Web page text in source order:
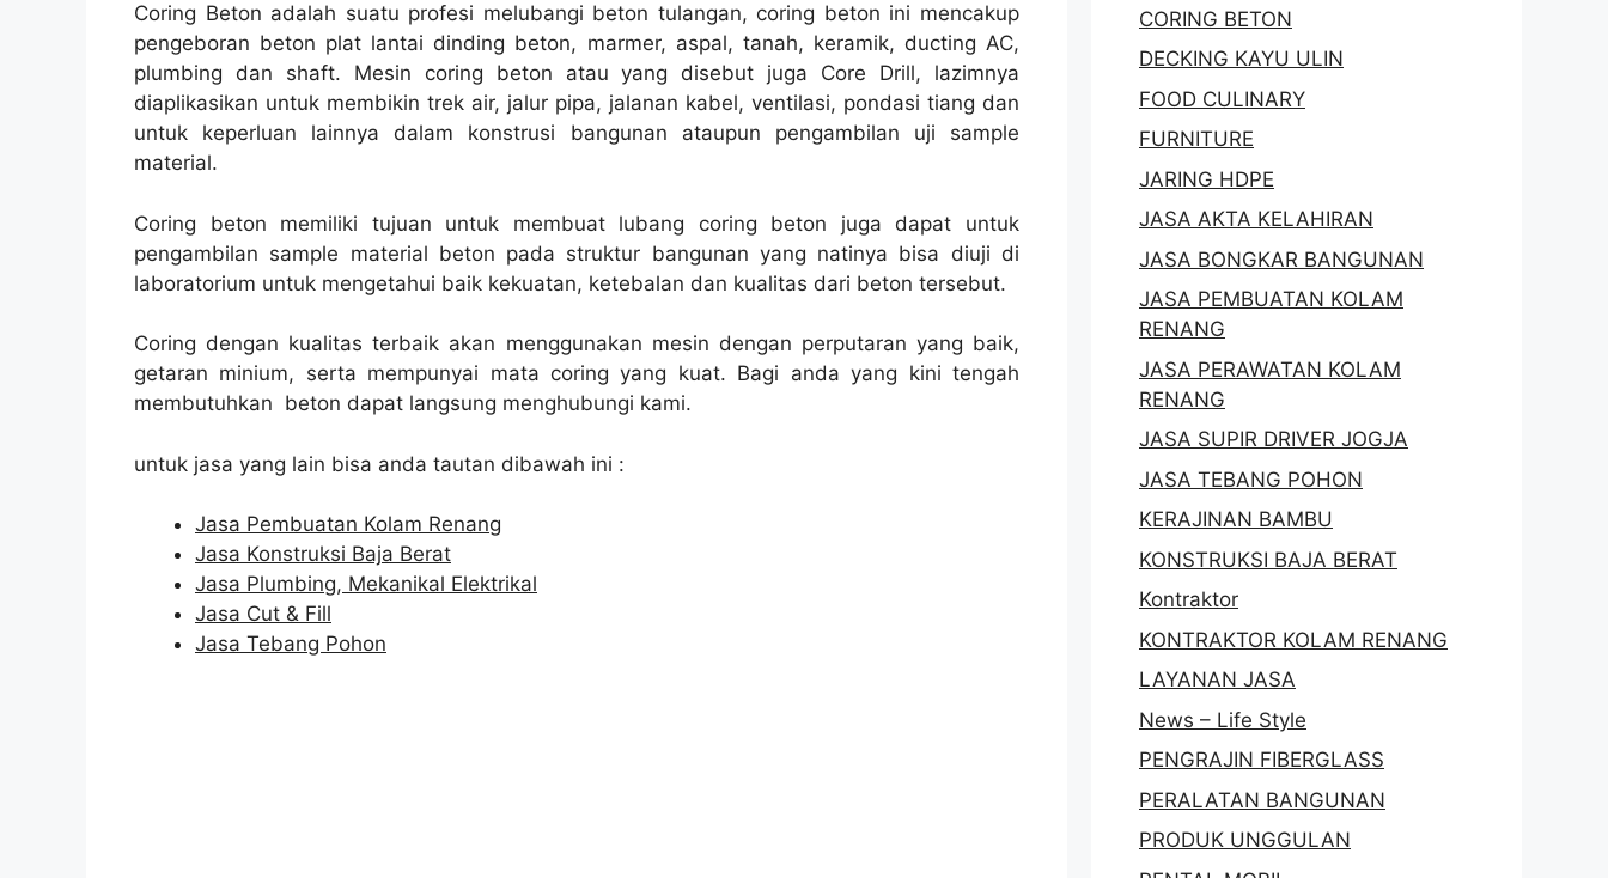
Coring Beton adalah suatu profesi melubangi beton tulangan, coring beton ini mencakup
pengeboran beton plat lantai dinding beton, marmer, aspal, tanah, keramik, ducting AC,
plumbing dan shaft. Mesin coring beton atau yang disebut juga Core Drill, lazimnya
diaplikasikan untuk membikin trek air, jalur pipa, jalanan kabel, ventilasi, pondasi tiang dan
untuk keperluan lainnya dalam konstrusi bangunan ataupun pengambilan uji sample
material.
Coring beton memiliki tujuan untuk membuat lubang coring beton juga dapat untuk
pengambilan sample material beton pada struktur bangunan yang natinya bisa diuji di
laboratorium untuk mengetahui baik kekuatan, ketebalan dan kualitas dari beton tersebut.
Coring dengan kualitas terbaik akan menggunakan mesin dengan perputaran yang baik,
getaran minium, serta mempunyai mata coring yang kuat. Bagi anda yang kini tengah
membutuhkan beton dapat langsung menghubungi kami.
untuk jasa yang lain bisa anda tautan dibawah ini :
Jasa Pembuatan Kolam Renang
Jasa Konstruksi Baja Berat
Jasa Plumbing, Mekanikal Elektrikal
Jasa Cut & Fill
Jasa Tebang Pohon
CORING BETON
DECKING KAYU ULIN
FOOD CULINARY
FURNITURE
JARING HDPE
JASA AKTA KELAHIRAN
JASA BONGKAR BANGUNAN
JASA PEMBUATAN KOLAM
RENANG
JASA PERAWATAN KOLAM
RENANG
JASA SUPIR DRIVER JOGJA
JASA TEBANG POHON
KERAJINAN BAMBU
KONSTRUKSI BAJA BERAT
Kontraktor
KONTRAKTOR KOLAM RENANG
LAYANAN JASA
News – Life Style
PENGRAJIN FIBERGLASS
PERALATAN BANGUNAN
PRODUK UNGGULAN